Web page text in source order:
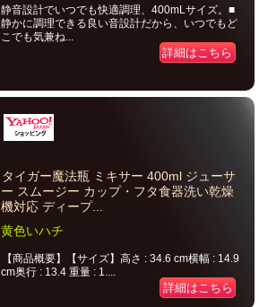
静音設計でいつでも快適調理、400mLサイズ。■
静かに調理できる良い音設計だから、いつでもど
こでも気兼ね...
詳細はこちら
タイガー魔法瓶 ミキサー 400ml ジューサ
ー スムージー カップ・フタ食器洗い乾燥
機対応 ディープ...
黄色いハチ
【商品概要】【サイズ】高さ : 34.6 cm横幅 : 14.9
cm奥行 : 13.4 重量 : 1....
詳細はこちら